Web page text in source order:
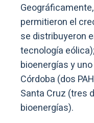
permitieron el
se distribuyeron
tecnología
bioenergías y
Córdoba (dos
Santa Cruz (tres
bioenergías).